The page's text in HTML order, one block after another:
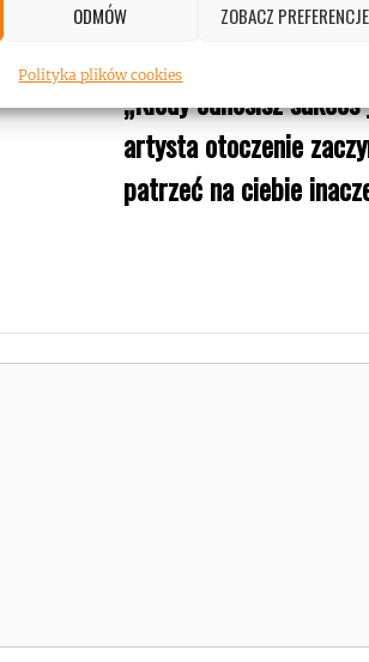
ODMÓW ZOBACZ PREFERENCJE
Polityka plików cookiesSully Erna (Godsmack)
„Kiedy odnosisz
artysta otoczenie
patrzeć na ciebie